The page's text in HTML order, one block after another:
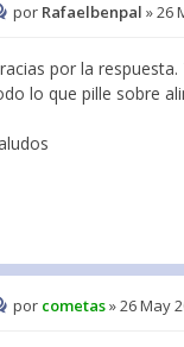
por Rafaelbenpal »26
por la
lo que pille sobre
por cometas»26 May